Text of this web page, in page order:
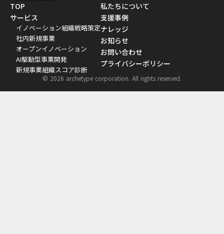
TOP
サービス
イノベーション組織戦略策定
社内新規事業
オープンイノベーション
AI駆動型事業開発
新規事業組織スコア診断
私たちについて
支援事例
ナレッジ
お知らせ
お問い合わせ
プライバシーポリシー
© 2026 archetype corporation. All rights reserved.